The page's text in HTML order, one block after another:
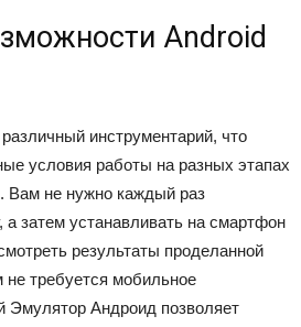
Android
инструментарий, что
условия работы на разных этапах
Вам не нужно каждый раз
а затем устанавливать на смартфон
результаты проделанной
не требуется мобильное
Эмулятор Андроид позволяет